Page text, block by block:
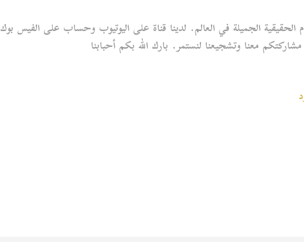
الجميلة في العالم. لدينا قناة على اليوتيوب وحساب على الفيس بوك
معنا وتشجيعنا لنستمر. بارك الله بكم أحبابنا